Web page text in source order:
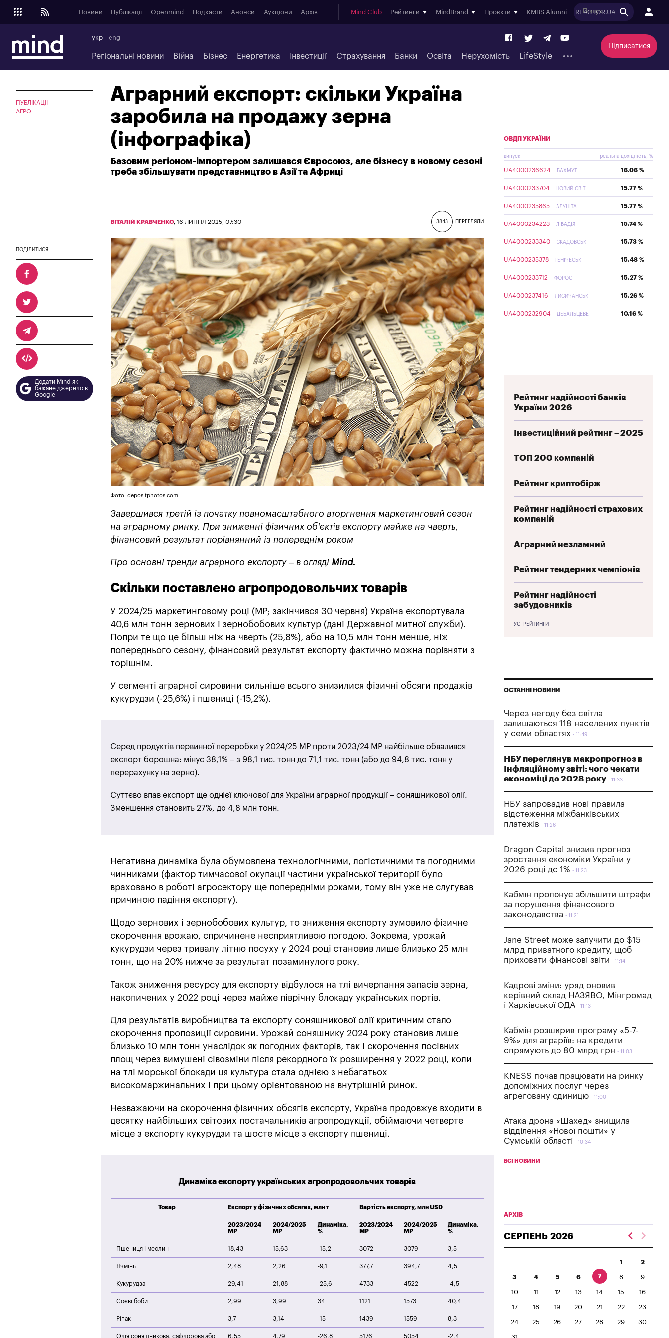
Новини Публікації Openmind Подкасти Анонси Аукціони Архів Mind Club Рейтинги MindBrand Проєкти KMBS Alumni REACTOR.UA
укр eng
Регіональні новини Війна Бізнес Енергетика Інвестиції Страхування Банки Освіта Нерухомість LifeStyle
Підписатися
ПУБЛІКАЦІЇ
АГРО
Аграрний експорт: скільки Україна
заробила на продажу зерна
(інфографіка)
Базовим регіоном-імпортером залишався Євросоюз, але бізнесу в новому сезоні
треба збільшувати представництво в Азії та Африці
3843 ПЕРЕГЛЯДИ
ВІТАЛІЙ КРАВЧЕНКО, 16 ЛИПНЯ 2025, 07:30
ПОДІЛИТИСЯ
Додати Mind як
бажане джерело в
Google
Фото: depositphotos.com
Завершився третій із початку повномасштабного вторгнення маркетинговий сезон
на аграрному ринку. При зниженні фізичних об'єктів експорту майже на чверть,
фінансовий результат порівнянний із попереднім роком
Про основні тренди аграрного експорту – в огляді Mind.
Скільки поставлено агропродовольчих товарів
У 2024/25 маркетинговому році (МР; закінчився 30 червня) Україна експортувала
40,6 млн тонн зернових і зернобобових культур (дані Державної митної служби).
Попри те що це більш ніж на чверть (25,8%), або на 10,5 млн тонн менше, ніж
попереднього сезону, фінансовий результат експорту фактично можна порівняти з
торішнім.
У сегменті аграрної сировини сильніше всього знизилися фізичні обсяги продажів
кукурудзи (-25,6%) і пшениці (-15,2%).
Серед продуктів первинної переробки у 2024/25 МР проти 2023/24 МР найбільше обвалився
експорт борошна: мінус 38,1% – з 98,1 тис. тонн до 71,1 тис. тонн (або до 94,8 тис. тонн у
перерахунку на зерно).
Суттєво впав експорт ще однієї ключової для України аграрної продукції – соняшникової олії.
Зменшення становить 27%, до 4,8 млн тонн.
Негативна динаміка була обумовлена технологічними, логістичними та погодними
чинниками (фактор тимчасової окупації частини української території було
враховано в роботі агросектору ще попередніми роками, тому він уже не слугував
причиною падіння експорту).
Щодо зернових і зернобобових культур, то зниження експорту зумовило фізичне
скорочення врожаю, спричинене несприятливою погодою. Зокрема, урожай
кукурудзи через тривалу літню посуху у 2024 році становив лише близько 25 млн
тонн, що на 20% нижче за результат позаминулого року.
Також зниження ресурсу для експорту відбулося на тлі вичерпання запасів зерна,
накопичених у 2022 році через майже піврічну блокаду українських портів.
Для результатів виробництва та експорту соняшникової олії критичним стало
скорочення пропозиції сировини. Урожай соняшнику 2024 року становив лише
близько 10 млн тонн унаслідок як погодних факторів, так і скорочення посівних
площ через вимушені сівозміни після рекордного їх розширення у 2022 році, коли
на тлі морської блокади ця культура стала однією з небагатьох
високомаржинальних і при цьому орієнтованою на внутрішній ринок.
Незважаючи на скорочення фізичних обсягів експорту, Україна продовжує входити в
десятку найбільших світових постачальників агропродукції, обіймаючи четверте
місце з експорту кукурудзи та шосте місце з експорту пшениці.
Динаміка експорту українських агропродовольчих товарів
Товар Експорт у фізичних обсягах, млн т Вартість експорту, млн USD
2023/2024
МР
2024/2025
МР
Динаміка,
%
2023/2024
МР
2024/2025
МР
Динаміка,
%
Пшениця і меслин 18,43 15,63 -15,2 3072 3079 3,5
Ячмінь 2,48 2,26 -9,1 377,7 394,7 4,5
Кукурудза 29,41 21,88 -25,6 4733 4522 -4,5
Соєві боби 2,99 3,99 34 1121 1573 40,4
Ріпак 3,7 3,14 -15 1439 1559 8,3
Олія соняшникова, сафлорова або
6,55 4,79 -26,8 5176 5054 -2,4
ОВДП УКРАЇНИ
випуск реальна дохідність, %
UA4000236624 БАХМУТ 16.06 %
UA4000233704 НОВИЙ СВІТ 15.77 %
UA4000235865 АЛУШТА 15.77 %
UA4000234223 ЛІВАДІЯ 15.74 %
UA4000233340 СКАДОВСЬК 15.73 %
UA4000235378 ГЕНІЧЕСЬК 15.48 %
UA4000233712 ФОРОС 15.27 %
UA4000237416 ЛИСИЧАНСЬК 15.26 %
UA4000232904 ДЕБАЛЬЦЕВЕ 10.16 %
Рейтинг надійності банків
України 2026
Інвестиційний рейтинг – 2025
ТОП 200 компаній
Рейтинг криптобірж
Рейтинг надійності страхових
компаній
Аграрний незламний
Рейтинг тендерних чемпіонів
Рейтинг надійності
забудовників
УСІ РЕЙТИНГИ
ОСТАННІ НОВИНИ
Через негоду без світла
залишаються 118 населених пунктів
у семи областях
11:49
НБУ переглянув макропрогноз в
Інфляційному звіті: чого чекати
економіці до 2028 року
11:33
НБУ запровадив нові правила
відстеження міжбанківських
платежів
11:26
Dragon Capital знизив прогноз
зростання економіки України у
2026 році до 1%
11:23
Кабмін пропонує збільшити штрафи
за порушення фінансового
законодавства
11:21
Jane Street може залучити до $15
млрд приватного кредиту, щоб
приховати фінансові звіти
11:14
Кадрові зміни: уряд оновив
керівний склад НАЗЯВО, Мінгромад
і Харківської ОДА
11:13
Кабмін розширив програму «5-7-
9%» для аграріїв: на кредити
спрямують до 80 млрд грн
11:03
KNESS почав працювати на ринку
допоміжних послуг через
агреговану одиницю
11:00
Атака дрона «Шахед» знищила
відділення «Нової пошти» у
Сумській області
10:34
ВСІ НОВИНИ
АРХІВ
СЕРПЕНЬ 2026
1 2
3 4 5 6 7 8 9
10 11 12 13 14 15 16
17 18 19 20 21 22 23
24 25 26 27 28 29 30
31